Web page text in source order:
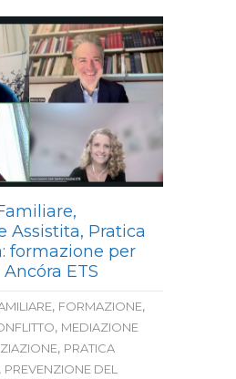
Assistita, Pratica
formazione per
ETS
, FORMAZIONE,
, MEDIAZIONE
, PRATICA
, PREVENZIONE DEL